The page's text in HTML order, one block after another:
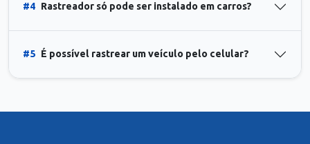
#4 Rastreador só pode ser instalado em carros?
#5 É possível rastrear um veículo pelo celular?